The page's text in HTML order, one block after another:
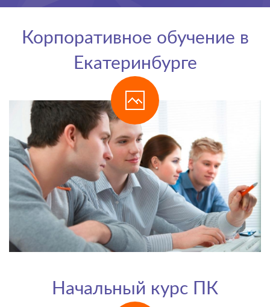
Корпоративное обучение в
Екатеринбурге
Начальный курс ПК